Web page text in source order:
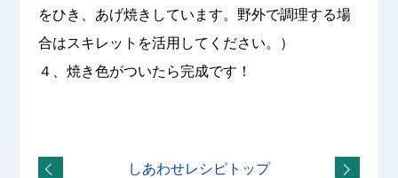
をひき、あげ焼きしています。野外で調理する場
合はスキレットを活用してください。）
４、焼き色がついたら完成です！
しあわせレシピトップ